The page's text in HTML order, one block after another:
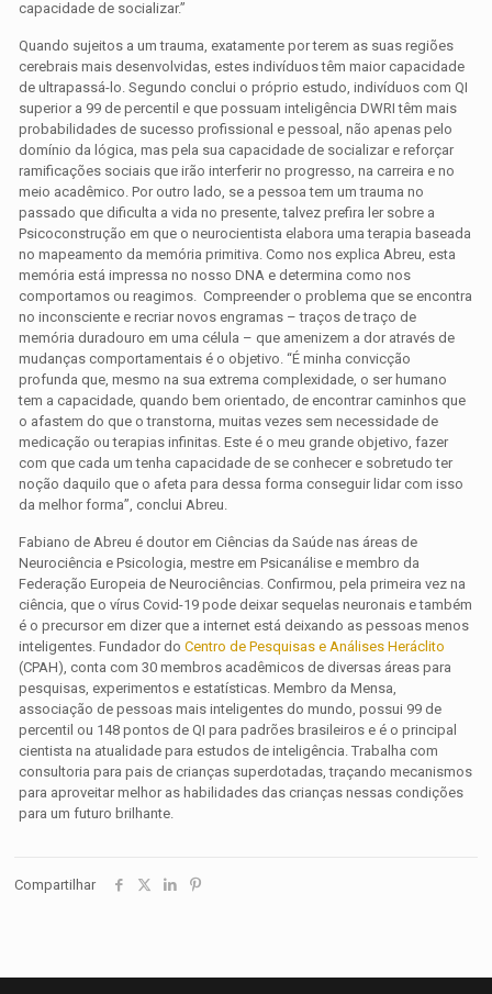
capacidade de socializar.”
Quando sujeitos a um trauma, exatamente por terem as suas regiões
cerebrais mais desenvolvidas, estes indivíduos têm maior capacidade
de ultrapassá-lo. Segundo conclui o próprio estudo, indivíduos com QI
superior a 99 de percentil e que possuam inteligência DWRI têm mais
probabilidades de sucesso profissional e pessoal, não apenas pelo
domínio da lógica, mas pela sua capacidade de socializar e reforçar
ramificações sociais que irão interferir no progresso, na carreira e no
meio acadêmico. Por outro lado, se a pessoa tem um trauma no
passado que dificulta a vida no presente, talvez prefira ler sobre a
Psicoconstrução em que o neurocientista elabora uma terapia baseada
no mapeamento da memória primitiva. Como nos explica Abreu, esta
memória está impressa no nosso DNA e determina como nos
comportamos ou reagimos. Compreender o problema que se encontra
no inconsciente e recriar novos engramas – traços de traço de
memória duradouro em uma célula – que amenizem a dor através de
mudanças comportamentais é o objetivo. “É minha convicção
profunda que, mesmo na sua extrema complexidade, o ser humano
tem a capacidade, quando bem orientado, de encontrar caminhos que
o afastem do que o transtorna, muitas vezes sem necessidade de
medicação ou terapias infinitas. Este é o meu grande objetivo, fazer
com que cada um tenha capacidade de se conhecer e sobretudo ter
noção daquilo que o afeta para dessa forma conseguir lidar com isso
da melhor forma”, conclui Abreu.
Fabiano de Abreu é doutor em Ciências da Saúde nas áreas de
Neurociência e Psicologia, mestre em Psicanálise e membro da
Federação Europeia de Neurociências. Confirmou, pela primeira vez na
ciência, que o vírus Covid-19 pode deixar sequelas neuronais e também
é o precursor em dizer que a internet está deixando as pessoas menos
inteligentes. Fundador doCentro de Pesquisas e Análises Heráclito
(CPAH), conta com 30 membros acadêmicos de diversas áreas para
pesquisas, experimentos e estatísticas. Membro da Mensa,
associação de pessoas mais inteligentes do mundo, possui 99 de
percentil ou 148 pontos de QI para padrões brasileiros e é o principal
cientista na atualidade para estudos de inteligência. Trabalha com
consultoria para pais de crianças superdotadas, traçando mecanismos
para aproveitar melhor as habilidades das crianças nessas condições
para um futuro brilhante.
Compartilhar